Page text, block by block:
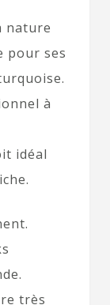
nature
pour ses
à
idéal
très